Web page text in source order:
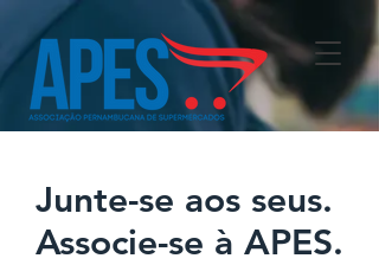
Junte-se aos seus.
Associe-se à APES.